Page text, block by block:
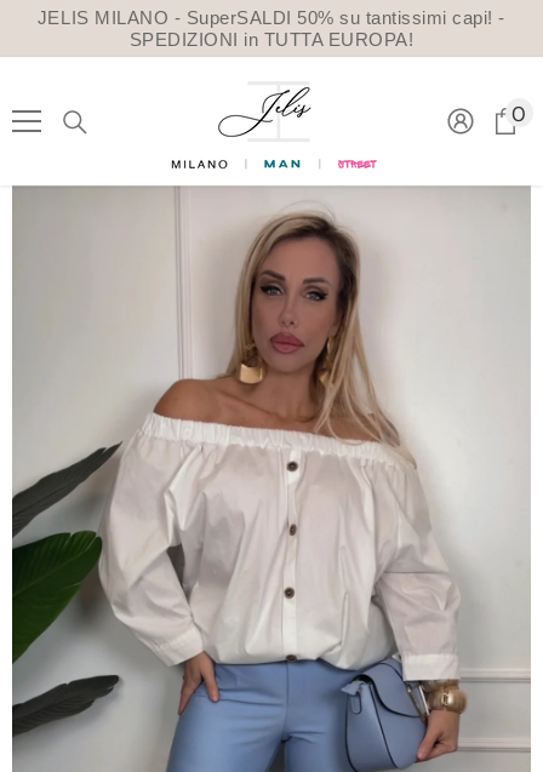
VAI DIRETTAMENTE AI CONTENUTI
JELIS MILANO - SuperSALDI 50% su tantissimi capi! -
SPEDIZIONI in TUTTA EUROPA!
0